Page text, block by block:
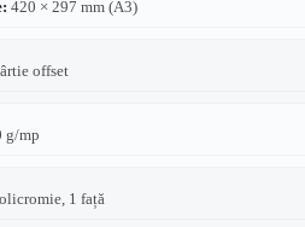
420 × 297 mm (A3)
offset
g/mp
1 față